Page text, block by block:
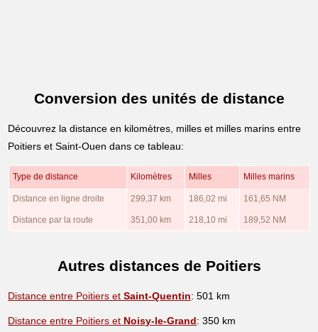
Conversion des unités de distance
Découvrez la distance en kilomètres, milles et milles marins entre
Poitiers et Saint-Ouen dans ce tableau:
Type de distance Kilomètres Milles Milles marins
Distance en ligne droite 299,37 km 186,02 mi 161,65 NM
Distance par la route 351,00 km 218,10 mi 189,52 NM
Autres distances de Poitiers
Distance entre Poitiers etSaint-Quentin: 501 km
Distance entre Poitiers et Noisy-le-Grand: 350 km